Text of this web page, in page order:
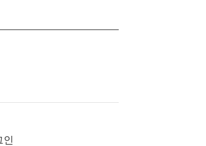
인